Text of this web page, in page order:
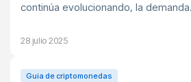
continúa evolucionando, la
28 julio 2025
Guía de criptomonedas